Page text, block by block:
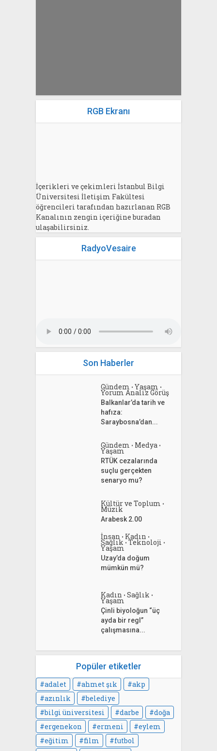
RGB Ekranı
İçerikleri ve çekimleri İstanbul Bilgi
Üniversitesi İletişim Fakültesi
öğrencileri tarafından hazırlanan RGB
Kanalının zengin içeriğine buradan
ulaşabilirsiniz.
RadyoVesaire
Son Haberler
Gündem • Yaşam •
Yorum Analiz Görüş
Balkanlar’da tarih ve
hafıza:
Saraybosna’dan...
Gündem • Medya •
Yaşam
RTÜK cezalarında
suçlu gerçekten
senaryo mu?
Kültür ve Toplum •
Müzik
Arabesk 2.00
İnsan • Kadın •
Sağlık • Teknoloji •
Yaşam
Uzay’da doğum
mümkün mü?
Kadın • Sağlık •
Yaşam
Çinli biyoloğun “üç
ayda bir regl”
çalışmasına...
Popüler etiketler
adalet ahmet şık
akp
azınlık
belediye
bilgi üniversitesi
darbe
doğa
ergenekon
ermeni
eylem
eğitim
film
futbol